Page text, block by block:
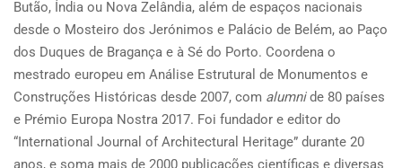
Butão, Índia ou Nova Zelândia, além de espaços nacionais
desde o Mosteiro dos Jerónimos e Palácio de Belém, ao Paço
dos Duques de Bragança e à Sé do Porto. Coordena o
mestrado europeu em Análise Estrutural de Monumentos e
Construções Históricas desde 2007, com alumnide 80 países
e Prémio Europa Nostra 2017. Foi fundador e editor do
“International Journal of Architectural Heritage” durante 20
anos, e soma mais de 2000 publicações científicas e diversas